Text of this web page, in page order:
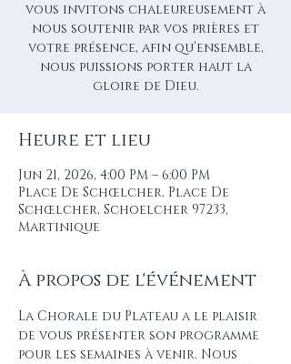
vous invitons chaleureusement à
nous soutenir par vos prières et
votre présence, afin qu’ensemble,
nous puissions porter haut la
gloire de Dieu.
Heure et lieu
Jun 21, 2026, 4:00 PM – 6:00 PM
Place De Schœlcher, Place De
Schœlcher, Schoelcher 97233,
Martinique
À propos de l'événement
La Chorale du Plateau a le plaisir
de vous présenter son programme
pour les semaines à venir. Nous